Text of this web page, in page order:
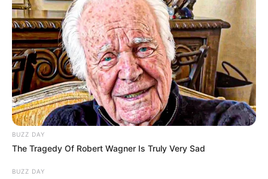
BUZZ DAY
The Tragedy Of Robert Wagner Is Truly Very Sad
BUZZ DAY